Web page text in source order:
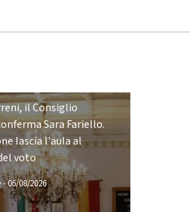
il Consiglio
Sara Fariello.
lascia l'aula al
voto
-06/08/2026